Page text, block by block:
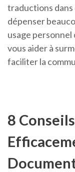
traductions dans
dépenser
usage
vous aider à
faciliter la
8